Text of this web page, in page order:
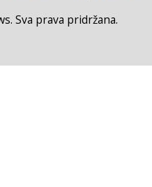
Sva prava pridržana.